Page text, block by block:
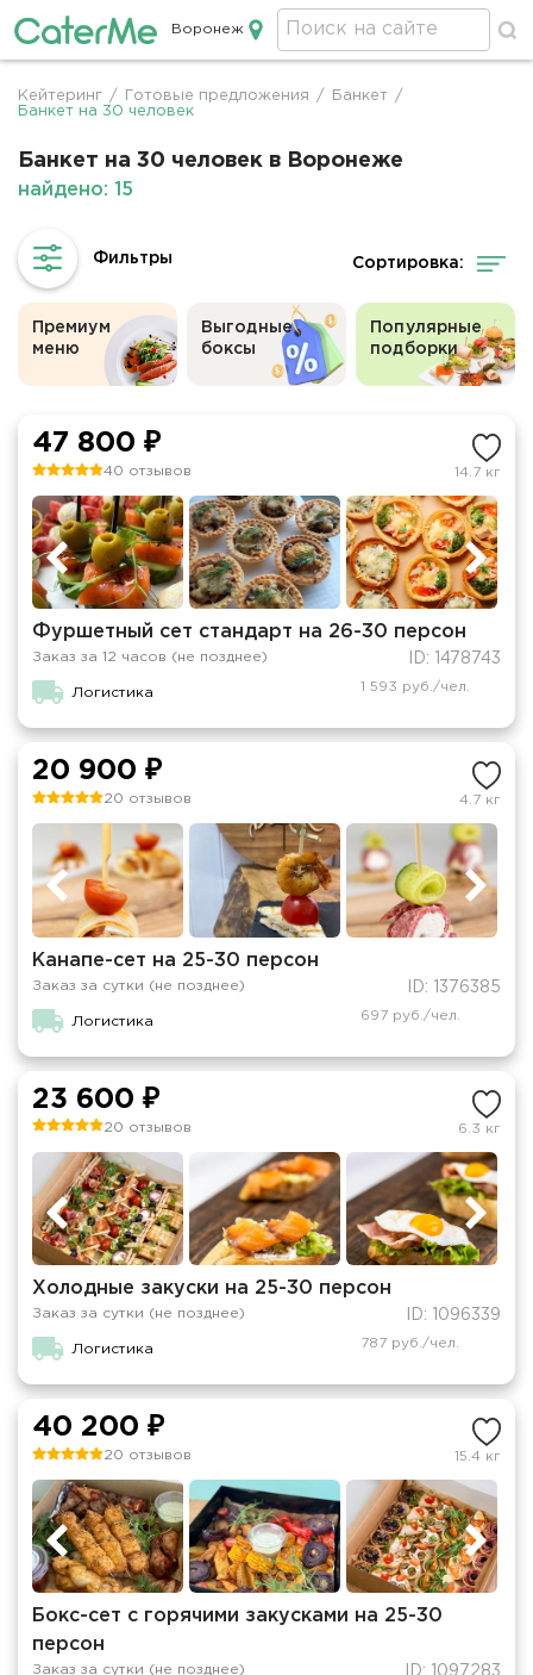
Кейтеринг в Воронеже
Воронеж
Строка
Кейтеринг / Готовые предложения / Банкет
/
Банкет на 30 человек
Банкет на 30 человек в Воронеже
найдено: 15
Сортировка:
Премиум
меню
Выгодные
боксы
Популярные
подборки
47 800 ₽
40 отзывов 14.7 кг
Фуршетный сет стандарт на 26-30 персон
Заказ за 12 часов (не позднее) ID: 1478743
Логистика 1 593 руб./чел.
20 900 ₽
20 отзывов 4.7 кг
Канапе-сет на 25-30 персон
Заказ за сутки (не позднее) ID: 1376385
Логистика 697 руб./чел.
23 600 ₽
20 отзывов 6.3 кг
Холодные закуски на 25-30 персон
Заказ за сутки (не позднее) ID: 1096339
Логистика 787 руб./чел.
40 200 ₽
20 отзывов 15.4 кг
Бокс-сет с горячими закусками на 25-30
персон
Заказ за сутки (не позднее) ID: 1097283